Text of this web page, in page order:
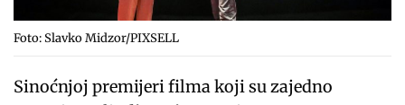
Foto: Slavko Midzor/PIXSELL
Sinoćnjoj premijeri filma koji su zajedno